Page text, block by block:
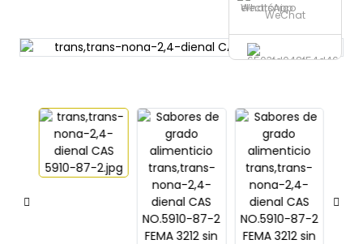
electrónico
WhatsApp
WeChat